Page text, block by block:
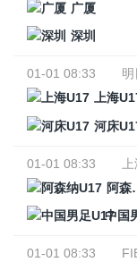
广厦
深圳
01-01 08:33
上海
河床
01-01 08:33
阿森纳U17
中国
01-01 08:33